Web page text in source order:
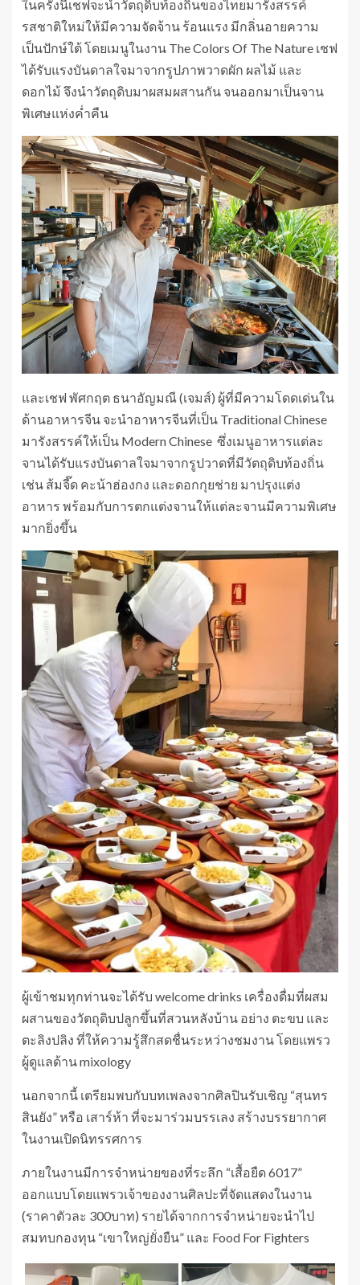
ในครั้งนี้เชฟจะนำวัตถุดิบท้องถิ่นของไทยมารังสรรค์
รสชาติใหม่ให้มีความจัดจ้าน ร้อนแรง มีกลิ่นอายความ
เป็นปักษ์ใต้ โดยเมนูในงาน The Colors Of The Nature เชฟ
ได้รับแรงบันดาลใจมาจากรูปภาพวาดผัก ผลไม้ และ
ดอกไม้ จึงนำวัตถุดิบมาผสมผสานกัน จนออกมาเป็นจาน
พิเศษแห่งค่ำคืน
และเชฟ พัศกฤต ธนาอัญมณี (เจมส์) ผู้ที่มีความโดดเด่นใน
ด้านอาหารจีน จะนำอาหารจีนที่เป็น Traditional Chinese
มารังสรรค์ให้เป็น Modern Chinese ซึ่งเมนูอาหารแต่ละ
จานได้รับแรงบันดาลใจมาจากรูปวาดที่มีวัตถุดิบท้องถิ่น
เช่น ส้มจี๊ด คะน้าฮ่องกง และดอกกุยช่าย มาปรุงแต่ง
อาหาร พร้อมกับการตกแต่งจานให้แต่ละจานมีความพิเศษ
มากยิ่งขึ้น
ผู้เข้าชมทุกท่านจะได้รับ welcome drinks เครื่องดื่มที่ผสม
ผสานของวัตถุดิบปลูกขึ้นที่สวนหลังบ้าน อย่าง ตะขบ และ
ตะลิงปลิง ที่ให้ความรู้สึกสดชื่นระหว่างชมงาน โดยแพรว
ผู้ดูแลด้าน mixology
นอกจากนี้ เตรียมพบกับบทเพลงจากศิลปินรับเชิญ “สุนทร
สินยัง” หรือ เสาร์ห้า ที่จะมาร่วมบรรเลง สร้างบรรยากาศ
ในงานเปิดนิทรรศการ
ภายในงานมีการจำหน่ายของที่ระลึก “เสื้อยืด 6017”
ออกแบบโดยแพรวเจ้าของงานศิลปะที่จัดแสดงในงาน
(ราคาตัวละ 300บาท) รายได้จากการจำหน่ายจะนำไป
สมทบกองทุน “เขาใหญ่ยั่งยืน” และ Food For Fighters